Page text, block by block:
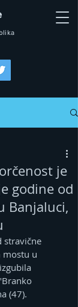
a
je
godine od
Banjaluci,
stravične
mostu u
(47).